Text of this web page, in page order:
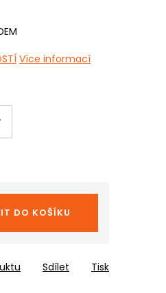
Více informací
DO KOŠÍKU
Tisk
Sdílet